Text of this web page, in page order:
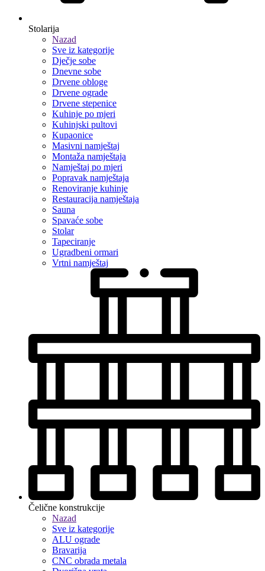
Stolarija
Nazad
Sve iz kategorije
Dječje sobe
Dnevne sobe
Drvene obloge
Drvene ograde
Drvene stepenice
Kuhinje po mjeri
Kuhinjski pultovi
Kupaonice
Masivni namještaj
Montaža namještaja
Namještaj po mjeri
Popravak namještaja
Renoviranje kuhinje
Restauracija namještaja
Sauna
Spavaće sobe
Stolar
Tapeciranje
Ugradbeni ormari
Vrtni namještaj
Čelične konstrukcije
Nazad
Sve iz kategorije
ALU ograde
Bravarija
CNC obrada metala